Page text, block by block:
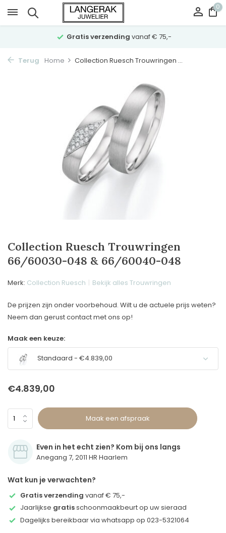
0
Gratis verzending vanaf € 75,-
Terug Home Collection Ruesch Trouwringen ...
Collection Ruesch Trouwringen
66/60030-048 & 66/60040-048
Merk: Collection Ruesch Bekijk alles Trouwringen
De prijzen zijn onder voorbehoud. Wilt u de actuele prijs weten?
Neem dan gerust contact met ons op!
Maak een keuze:
Standaard - €4.839,00
€4.839,00
Maak een afspraak
Even in het echt zien? Kom bij ons langs
Anegang 7, 2011 HR Haarlem
Wat kun je verwachten?
Gratis verzending vanaf € 75,-
Jaarlijkse gratisschoonmaakbeurt op uw sieraad
Dagelijks bereikbaar via whatsapp op 023-5321064